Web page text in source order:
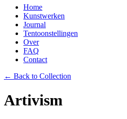
Home
Kunstwerken
Journal
Tentoonstellingen
Over
FAQ
Contact
← Back to Collection
Artivism